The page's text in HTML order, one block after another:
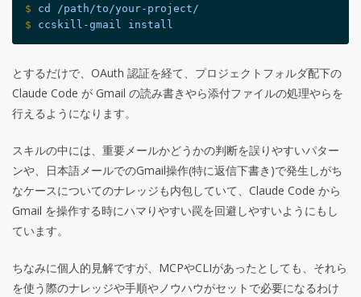
$ cd
/path/to/your-project/
$
ccskill-gmail install
とするだけで、OAuth 認証を経て、プロジェクトフォルダ配下の
Claude Code が Gmail の読み書きやら添付ファイルの処理やらを
行えるようになります。
スキルの中には、重要メールかどうかの判断を誤りやすいパター
ンや、日本語メールでのGmail操作(特に返信下書き)で発生しがち
なケースについてのナレッジも内包していて、Claude Code から
Gmail を操作する時にハマりやすい罠を回避しやすいようにもし
ています。
ちなみに個人的見解ですが、MCPやCLIがあったとしても、それら
を使う際のナレッジや手順やノウハウがセットで必要になるわけ